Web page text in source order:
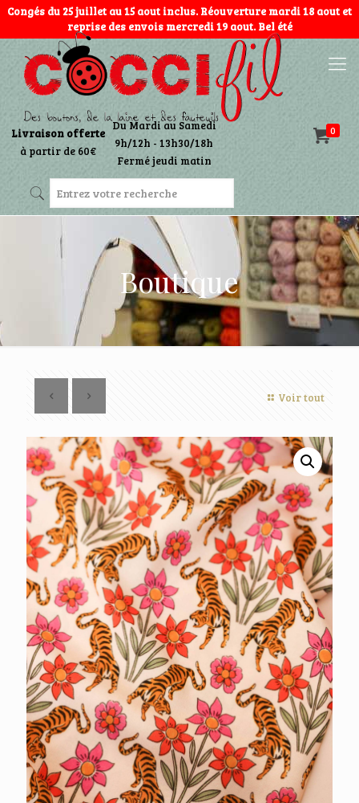
Congés du 25 juillet au 15 aout inclus. Réouverture mardi 18 aout et
reprise des envois mercredi 19 aout. Bel été
0
Livraison offerte
à partir de 60€
Du Mardi au Samedi
9h/12h - 13h30/18h
Fermé jeudi matin
Boutique
Voir tout